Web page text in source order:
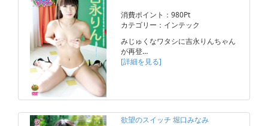
消費ポイント：980Pt
カテゴリー：インテック
みじゅくなワタシに吉永りんちゃん
が再登…
[詳細を見る]
欲望のスイッチ 堀口みなみ